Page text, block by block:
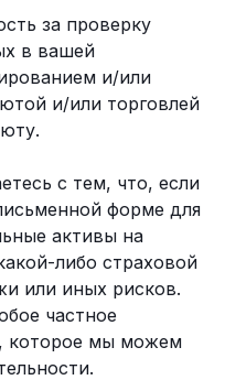
за проверку
в вашей
и/или
и/или торговлей
с тем, что, если
форме для
активы на
либо страховой
или иных рисков.
частное
которое мы можем